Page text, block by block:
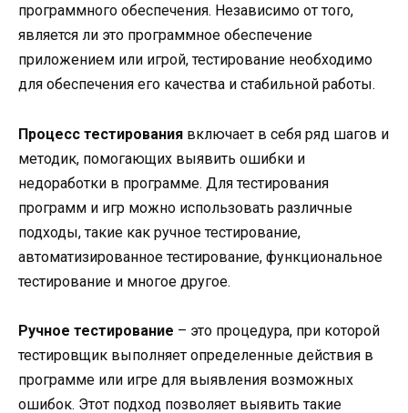
программного обеспечения. Независимо от того,
является ли это программное обеспечение
приложением или игрой, тестирование необходимо
для обеспечения его качества и стабильной работы.
Процесс тестирования включает в себя ряд шагов и
методик, помогающих выявить ошибки и
недоработки в программе. Для тестирования
программ и игр можно использовать различные
подходы, такие как ручное тестирование,
автоматизированное тестирование, функциональное
тестирование и многое другое.
Ручное тестирование – это процедура, при которой
тестировщик выполняет определенные действия в
программе или игре для выявления возможных
ошибок. Этот подход позволяет выявить такие